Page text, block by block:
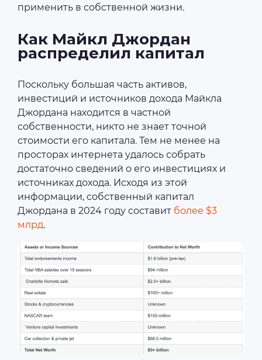
применить в собственной жизни.
Как Майкл Джордан
распределил капитал
Поскольку большая часть активов,
инвестиций и источников дохода Майкла
Джордана находится в частной
собственности, никто не знает точной
стоимости его капитала. Тем не менее на
просторах интернета удалось собрать
достаточно сведений о его инвестициях и
источниках дохода. Исходя из этой
информации, собственный капитал
Джордана в 2024 году составит более $3
млрд.